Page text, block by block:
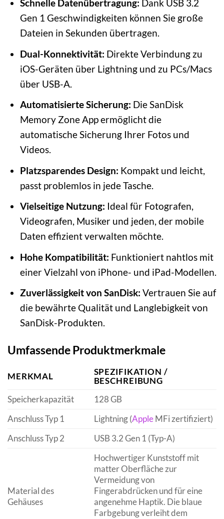
Schnelle Datenübertragung: Dank USB 3.2
Gen 1 Geschwindigkeiten können Sie große
Dateien in Sekunden übertragen.
Dual-Konnektivität: Direkte Verbindung zu
iOS-Geräten über Lightning und zu PCs/Macs
über USB-A.
Automatisierte Sicherung: Die SanDisk
Memory Zone App ermöglicht die
automatische Sicherung Ihrer Fotos und
Videos.
Platzsparendes Design: Kompakt und leicht,
passt problemlos in jede Tasche.
Vielseitige Nutzung: Ideal für Fotografen,
Videografen, Musiker und jeden, der mobile
Daten effizient verwalten möchte.
Hohe Kompatibilität: Funktioniert nahtlos mit
einer Vielzahl von iPhone- und iPad-Modellen.
Zuverlässigkeit von SanDisk: Vertrauen Sie auf
die bewährte Qualität und Langlebigkeit von
SanDisk-Produkten.
Umfassende Produktmerkmale
MERKMAL
SPEZIFIKATION /
BESCHREIBUNG
Speicherkapazität
128 GB
Anschluss Typ 1
Lightning (AppleMFi zertifiziert)
Anschluss Typ 2
USB 3.2 Gen 1 (Typ-A)
Material des
Gehäuses
Hochwertiger Kunststoff mit
matter Oberfläche zur
Vermeidung von
Fingerabdrücken und für eine
angenehme Haptik. Die blaue
Farbgebung verleiht dem